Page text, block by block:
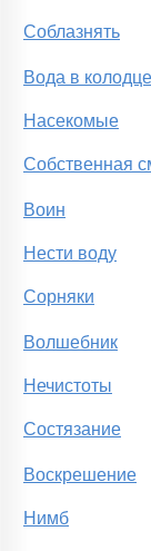
Соблазнять
Вода в колодце
Насекомые
Собственная
Воин
Нести воду
Сорняки
Волшебник
Нечистоты
Состязание
Воскрешение
Нимб